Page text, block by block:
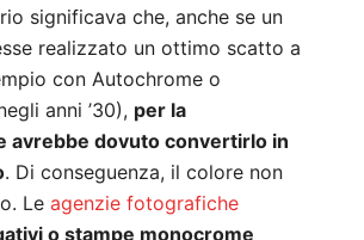
significava che, anche se un
realizzato un ottimo scatto a
con Autochrome o
anni ’30), per la
avrebbe dovuto convertirlo in
. Di conseguenza, il colore non
Le agenzie fotografiche
o stampe monocrome